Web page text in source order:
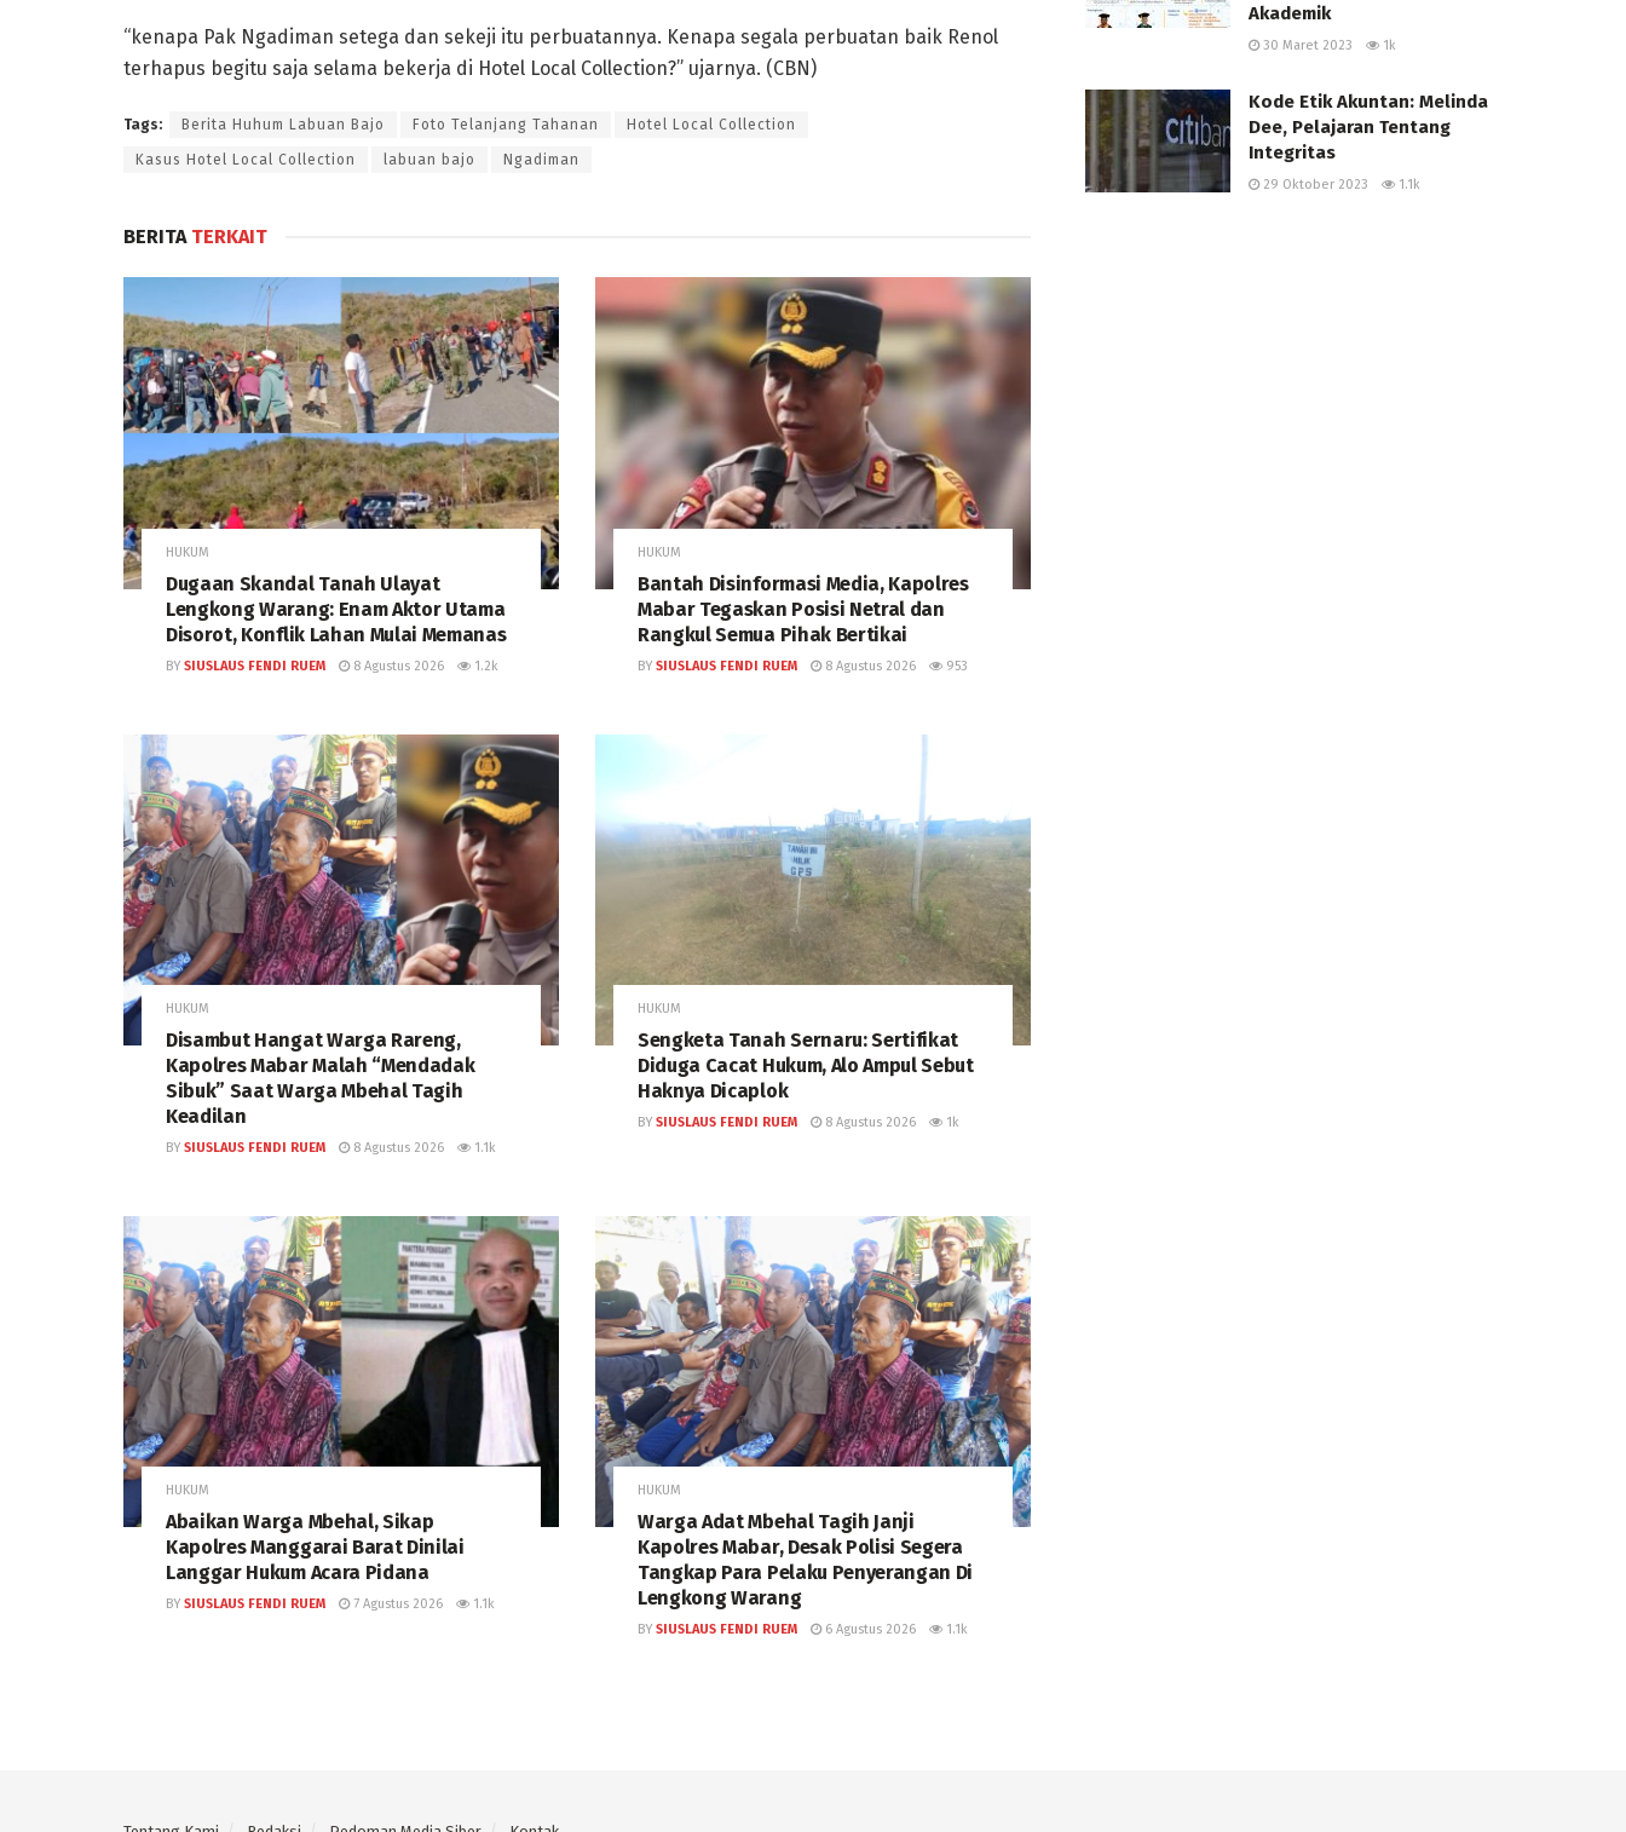
“kenapa Pak Ngadiman setega dan sekeji itu perbuatannya. Kenapa segala perbuatan baik Renol
terhapus begitu saja selama bekerja di Hotel Local Collection?” ujarnya. (CBN)
Tags: Berita Huhum Labuan Bajo Foto Telanjang Tahanan Hotel Local Collection
Kasus Hotel Local Collection labuan bajo Ngadiman
BERITATERKAIT
HUKUM
Dugaan Skandal Tanah Ulayat
Lengkong Warang: Enam Aktor Utama
Disorot, Konflik Lahan Mulai Memanas
BY SIUSLAUS FENDI RUEM 8 Agustus 2026 1.2k
HUKUM
Bantah Disinformasi Media, Kapolres
Mabar Tegaskan Posisi Netral dan
Rangkul Semua Pihak Bertikai
BY SIUSLAUS FENDI RUEM 8 Agustus 2026 953
HUKUM
Disambut Hangat Warga Rareng,
Kapolres Mabar Malah “Mendadak
Sibuk” Saat Warga Mbehal Tagih
Keadilan
BY SIUSLAUS FENDI RUEM 8 Agustus 2026 1.1k
HUKUM
Sengketa Tanah Sernaru: Sertifikat
Diduga Cacat Hukum, Alo Ampul Sebut
Haknya Dicaplok
BY SIUSLAUS FENDI RUEM 8 Agustus 2026 1k
HUKUM
Abaikan Warga Mbehal, Sikap
Kapolres Manggarai Barat Dinilai
Langgar Hukum Acara Pidana
BY SIUSLAUS FENDI RUEM 7 Agustus 2026 1.1k
HUKUM
Warga Adat Mbehal Tagih Janji
Kapolres Mabar, Desak Polisi Segera
Tangkap Para Pelaku Penyerangan Di
Lengkong Warang
BY SIUSLAUS FENDI RUEM 6 Agustus 2026 1.1k
Akademik
30 Maret 2023 1k
Kode Etik Akuntan: Melinda
Dee, Pelajaran Tentang
Integritas
29 Oktober 2023 1.1k